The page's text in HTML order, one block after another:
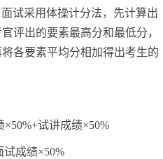
试采用体操计分法，先计算出
评出的要素最高分和最低分，
各要素平均分相加得出考生的
试讲成绩×50%
试成绩×50%